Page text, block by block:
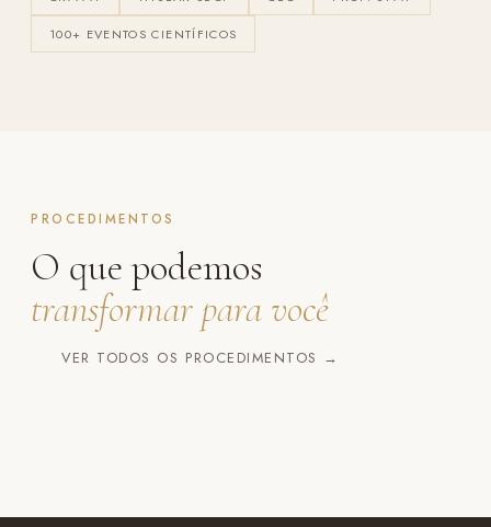
100+ EVENTOS CIENTÍFICOS
PROCEDIMENTOS
O que podemos
transformar para você
VER TODOS OS PROCEDIMENTOS →
Rinoplastia
02
de Aumento
Abdominoplastia Blefaroplastia
Lipoaspiração
06
Reparadora